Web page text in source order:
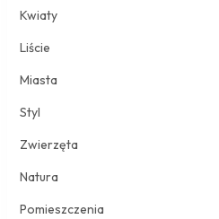
Kwiaty
Liście
Miasta
Styl
Zwierzęta
Natura
Pomieszczenia